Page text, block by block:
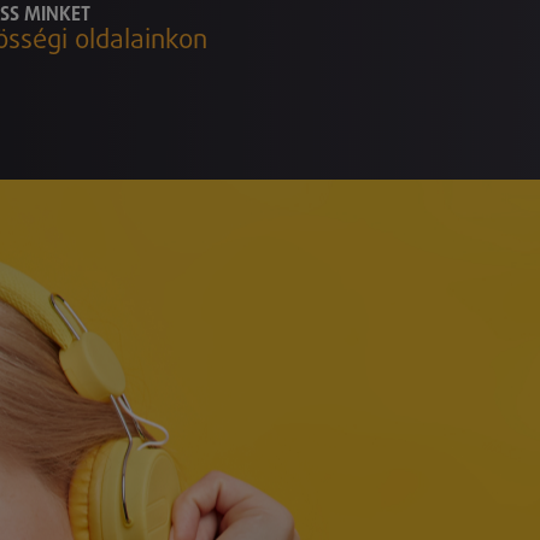
MINKET
oldalainkon